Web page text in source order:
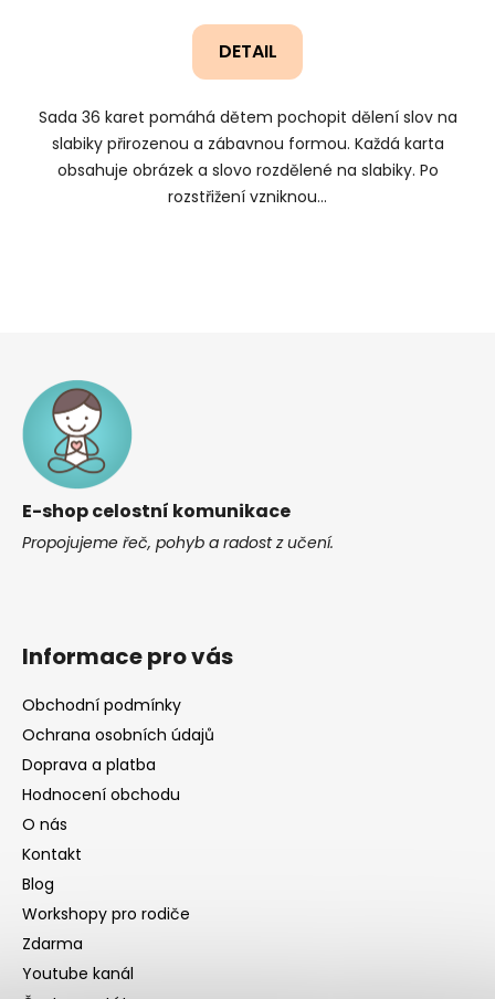
DETAIL
Sada 36 karet pomáhá dětem pochopit dělení slov na
slabiky přirozenou a zábavnou formou. Každá karta
obsahuje obrázek a slovo rozdělené na slabiky. Po
rozstřižení vzniknou...
E-shop celostní komunikace
Propojujeme řeč, pohyb a radost z učení.
Informace pro vás
Obchodní podmínky
Ochrana osobních údajů
Doprava a platba
Hodnocení obchodu
O nás
Kontakt
Blog
Workshopy pro rodiče
Zdarma
Youtube kanál